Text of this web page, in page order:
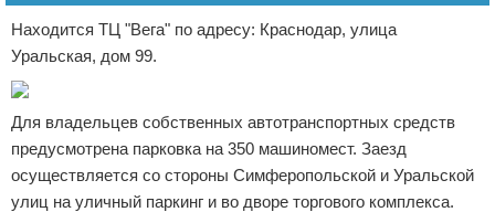
Находится ТЦ "Вега" по адресу: Краснодар, улица
Уральская, дом 99.
Для владельцев собственных автотранспортных средств
предусмотрена парковка на 350 машиномест. Заезд
осуществляется со стороны Симферопольской и Уральской
улиц на уличный паркинг и во дворе торгового комплекса.